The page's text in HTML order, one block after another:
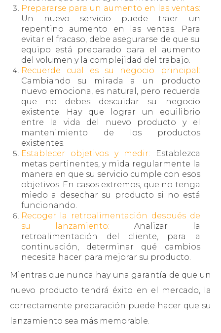
Prepararse para un aumento en las ventas:
Un nuevo servicio puede traer un
repentino aumento en las ventas. Para
evitar el fracaso, debe asegurarse de que su
equipo está preparado para el aumento
del volumen y la complejidad del trabajo.
Recuerde cual es su negocio principal:
Cambiando su mirada a un producto
nuevo emociona, es natural, pero recuerda
que no debes descuidar su negocio
existente. Hay que lograr un equilibrio
entre la vida del nuevo producto y el
mantenimiento de los productos
existentes.
Establecer objetivos y medir: Establezca
metas pertinentes, y mida regularmente la
manera en que su servicio cumple con esos
objetivos. En casos extremos, que no tenga
miedo a desechar su producto si no está
funcionando.
Recoger la retroalimentación después de
su lanzamiento: Analizar la
retroalimentación del cliente, para a
continuación, determinar qué cambios
necesita hacer para mejorar su producto.
Mientras que nunca hay una garantía de que un
nuevo producto tendrá éxito en el mercado, la
correctamente preparación puede hacer que su
lanzamiento sea más memorable.